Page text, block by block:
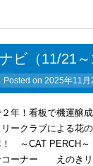
ビ（11/21～
Posted on 2025年11月
２年！看板で機運醸
リークラブによる花
！ ～CAT PERCH～
コーナー えのき